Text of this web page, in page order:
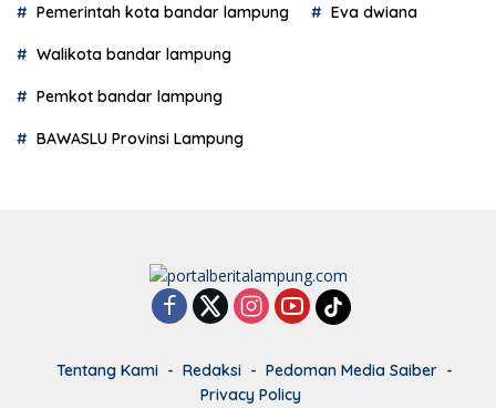
Pemerintah kota bandar lampung Eva dwiana
Walikota bandar lampung
Pemkot bandar lampung
BAWASLU Provinsi Lampung
Tentang Kami Redaksi
Pedoman Media Saiber
Privacy Policy